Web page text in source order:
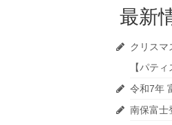
最新
クリスマ
【パテ
令和7年
南保富士